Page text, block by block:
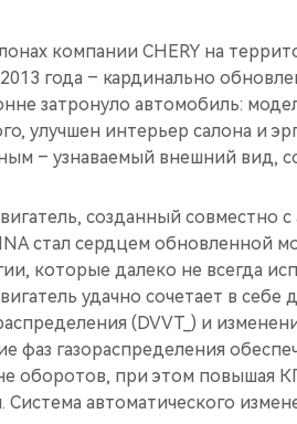
компании CHERY на
года – кардинально
затронуло автомобиль:
улучшен интерьер салона и
– узнаваемый внешний вид,
созданный совместно
стал сердцем обновленной
которые далеко не всегда
удачно сочетает в
(DVVT_) и
фаз газораспределения
оборотов, при этом повышая
Система автоматического